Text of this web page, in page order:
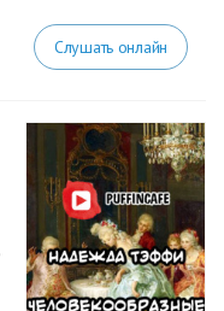
Слушать онлайн